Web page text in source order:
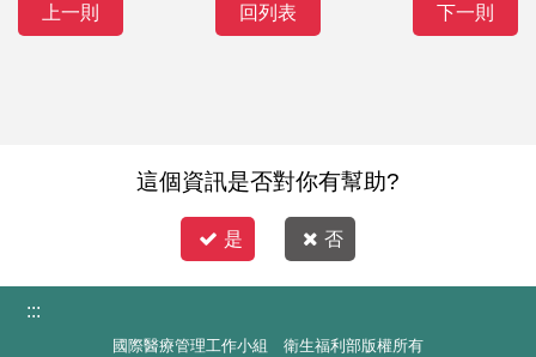
上一則 回列表 下一則
這個資訊是否對你有幫助?
是 否
:::
國際醫療管理工作小組 衛生福利部版權所有